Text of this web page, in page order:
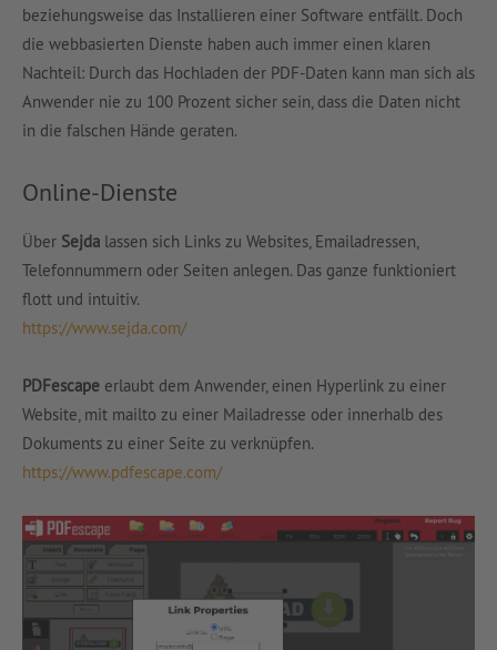
beziehungsweise das Installieren einer Software entfällt. Doch
die webbasierten Dienste haben auch immer einen klaren
Nachteil: Durch das Hochladen der PDF-Daten kann man sich als
Anwender nie zu 100 Prozent sicher sein, dass die Daten nicht
in die falschen Hände geraten.
Online-Dienste
Über Sejda lassen sich Links zu Websites, Emailadressen,
Telefonnummern oder Seiten anlegen. Das ganze funktioniert
flott und intuitiv.
https://www.sejda.com/
PDFescape erlaubt dem Anwender, einen Hyperlink zu einer
Website, mit mailto zu einer Mailadresse oder innerhalb des
Dokuments zu einer Seite zu verknüpfen.
https://www.pdfescape.com/